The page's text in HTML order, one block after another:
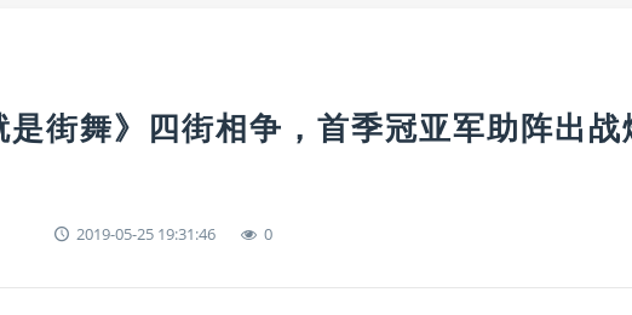
是街舞》四街相争，首季冠亚军助阵出战
2019-05-25 19:31:46 0